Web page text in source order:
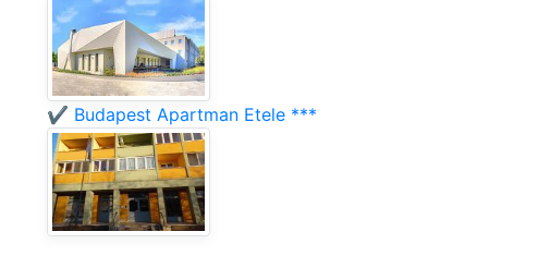
✔️ Budapest Apartman Etele ***